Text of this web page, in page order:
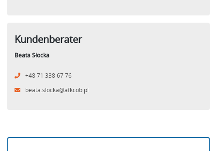
Kundenberater
Beata Słocka
+48 71 338 67 76
beata.slocka@afkcob.pl